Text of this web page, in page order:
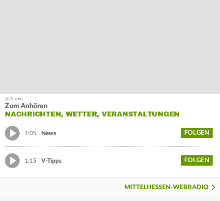
Zum Anhören
NACHRICHTEN, WETTER, VERANSTALTUNGEN
1:05 News FOLGEN
1:15 V-Tipps FOLGEN
MITTELHESSEN-WEBRADIO